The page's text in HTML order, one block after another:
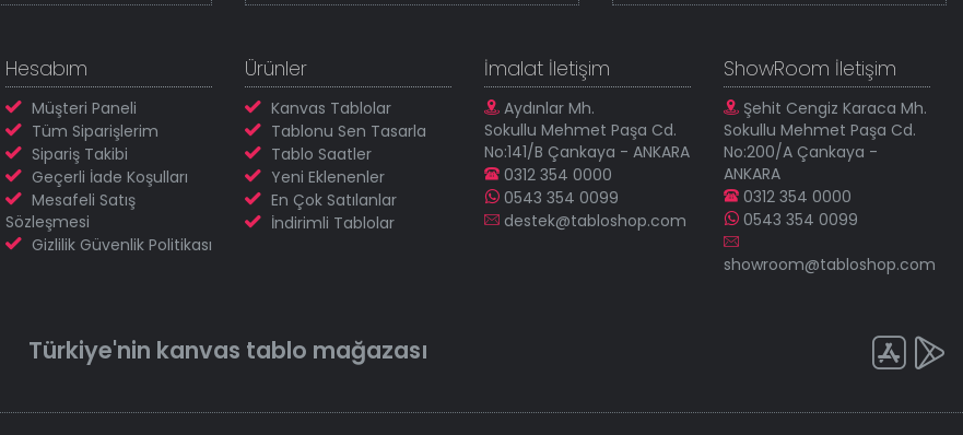
Hesabım
Müşteri Paneli
Tüm Siparişlerim
Sipariş Takibi
Geçerli İade Koşulları
Mesafeli Satış
Sözleşmesi
Gizlilik Güvenlik Politikası
Ürünler
Kanvas Tablolar
Tablonu Sen Tasarla
Tablo Saatler
Yeni Eklenenler
En Çok Satılanlar
İndirimli Tablolar
İmalat İletişim
Aydınlar Mh.
Sokullu Mehmet Paşa Cd.
No:141/B Çankaya - ANKARA
0312 354 0000
0543 354 0099
destek@tabloshop.com
ShowRoom İletişim
Şehit Cengiz Karaca Mh.
Sokullu Mehmet Paşa Cd.
No:200/A Çankaya -
ANKARA
0312 354 0000
0543 354 0099
showroom@tabloshop.com
Türkiye'nin kanvas tablo mağazası